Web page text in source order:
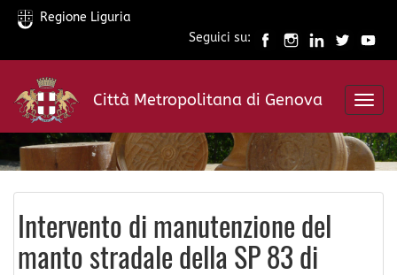
Salta
contenuto
principale
Regione Liguria
Seguici su:
Città Metropolitana di Genova
Intervento di manutenzione del
manto stradale della SP 83 di